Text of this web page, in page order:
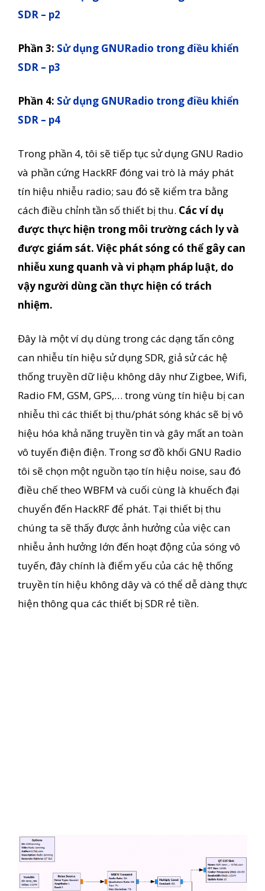
SDR – p2
Phần 3: Sử dụng GNURadio trong điều khiển
SDR – p3
Phần 4: Sử dụng GNURadio trong điều khiển
SDR – p4
Trong phần 4, tôi sẽ tiếp tục sử dụng GNU Radio
và phần cứng HackRF đóng vai trò là máy phát
tín hiệu nhiễu radio; sau đó sẽ kiểm tra bằng
cách điều chỉnh tần số thiết bị thu. Các ví dụ
được thực hiện trong môi trường cách ly và
được giám sát. Việc phát sóng có thể gây can
nhiễu xung quanh và vi phạm pháp luật, do
vậy người dùng cần thực hiện có trách
nhiệm.
Đây là một ví dụ dùng trong các dạng tấn công
can nhiễu tín hiệu sử dụng SDR, giả sử các hệ
thống truyền dữ liệu không dây như Zigbee, Wifi,
Radio FM, GSM, GPS,… trong vùng tín hiệu bị can
nhiễu thì các thiết bị thu/phát sóng khác sẽ bị vô
hiệu hóa khả năng truyền tin và gây mất an toàn
vô tuyến điện điện. Trong sơ đồ khối GNU Radio
tôi sẽ chọn một nguồn tạo tín hiệu noise, sau đó
điều chế theo WBFM và cuối cùng là khuếch đại
chuyển đến HackRF để phát. Tại thiết bị thu
chúng ta sẽ thấy được ảnh hưởng của việc can
nhiễu ảnh hưởng lớn đến hoạt động của sóng vô
tuyến, đây chính là điểm yếu của các hệ thống
truyền tín hiệu không dây và có thể dễ dàng thực
hiện thông qua các thiết bị SDR rẻ tiền.